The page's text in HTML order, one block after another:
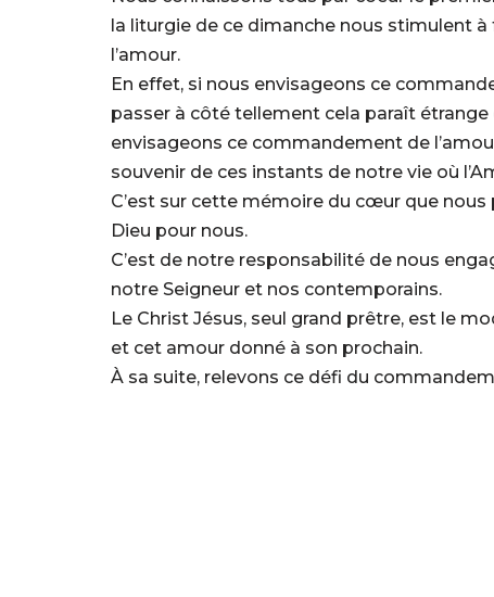
la liturgie de ce dimanche nous stimulent
l’amour.
En effet, si nous envisageons ce
passer à côté tellement cela paraît
envisageons ce commandement de
souvenir de ces instants de notre vie où
C’est sur cette mémoire du cœur que
Dieu pour nous.
C’est de notre responsabilité de nous
notre Seigneur et nos contemporains.
Le Christ Jésus, seul grand prêtre, est le
et cet amour donné à son prochain.
À sa suite, relevons ce défi du